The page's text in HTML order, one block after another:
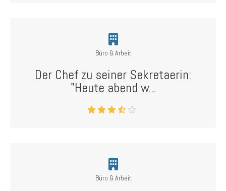
Büro & Arbeit
Der Chef zu seiner Sekretaerin:
"Heute abend w...
Büro & Arbeit